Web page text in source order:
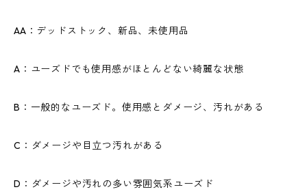
AA：デッドストック、新品、未使用品
A：ユーズドでも使用感がほとんどない綺麗な状態
B：一般的なユーズド。使用感とダメージ、汚れがある
C：ダメージや目立つ汚れがある
D：ダメージや汚れの多い雰囲気系ユーズド